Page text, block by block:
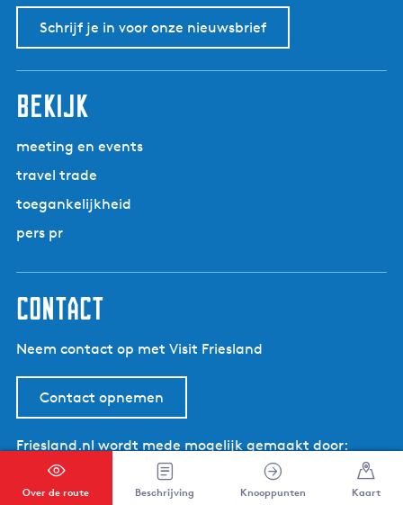
Over de route Beschrijving Knooppunten Kaart
n
u
Schrijf je in voor onze nieuwsbrief
bekijk
meeting en events
travel trade
toegankelijkheid
pers pr
contact
Neem contact op met Visit Friesland
Contact opnemen
Friesland.nl wordt mede mogelijk gemaakt door:
Provinsje Fryslân